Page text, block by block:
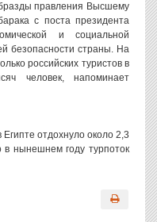
правления Высшему
с поста президента
и социальной
безопасности страны. На
российских туристов в
человек, напоминает
отдохнуло около 2,3
нынешнем году турпоток